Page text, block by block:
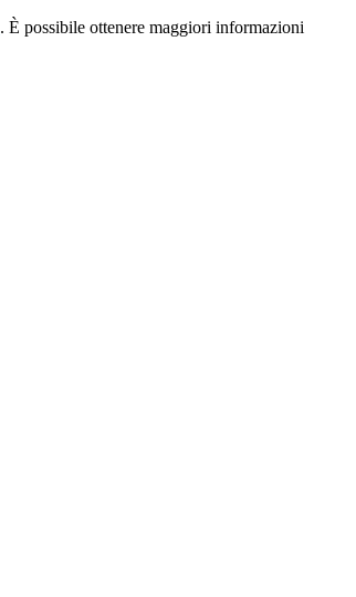
. È possibile ottenere maggiori informazioni